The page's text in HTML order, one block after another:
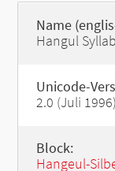
Name
Hangul
Unicode-
2.0 (Juli 1996)
Block:
Hangeul-